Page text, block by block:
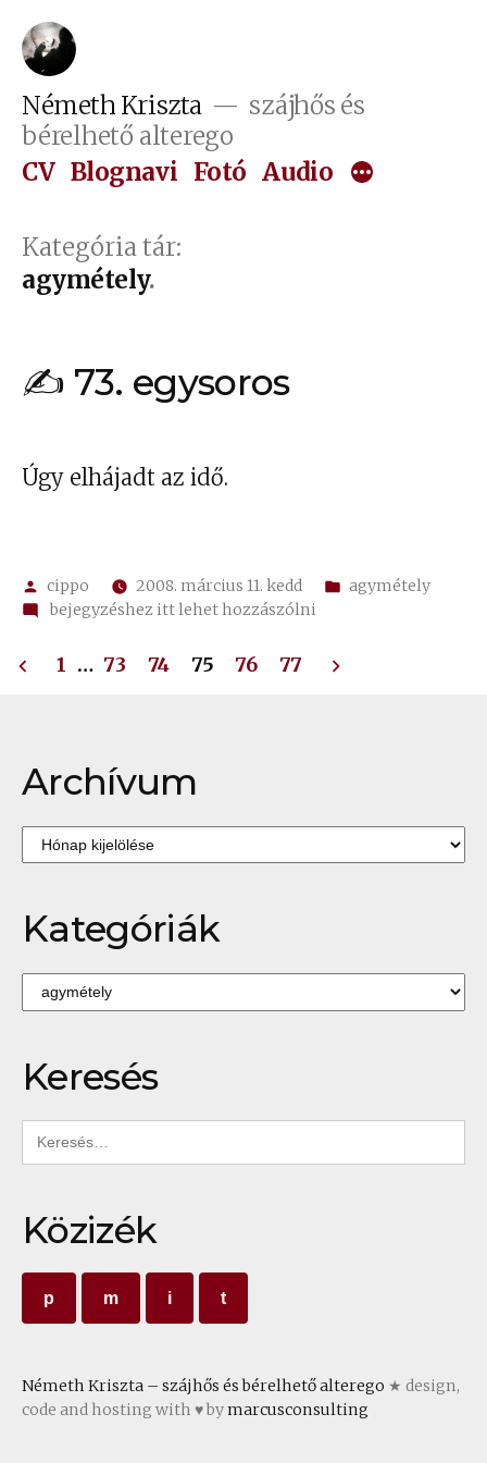
Tartalomhoz
Németh Kriszta
szájhős és
bérelhető alterego
CV Blognavi Fotó Audio
Kategória tár:
agymétely
✍ 73. egysoros
Úgy elhájadt az idő.
Szerző:
cippo 2008. március 11. kedd Kategória:
agymétely
on
73.
bejegyzéshez itt lehet hozzászólni
Bejegyzések
1 … 73 74 75 76 77
Archívum
Archívum
Kategóriák
Kategóriák
Keresés
Keresés:
Közizék
p m i t
Németh Kriszta – szájhős és bérelhető alterego ★ design,
code and hosting with ♥ bymarcusconsulting